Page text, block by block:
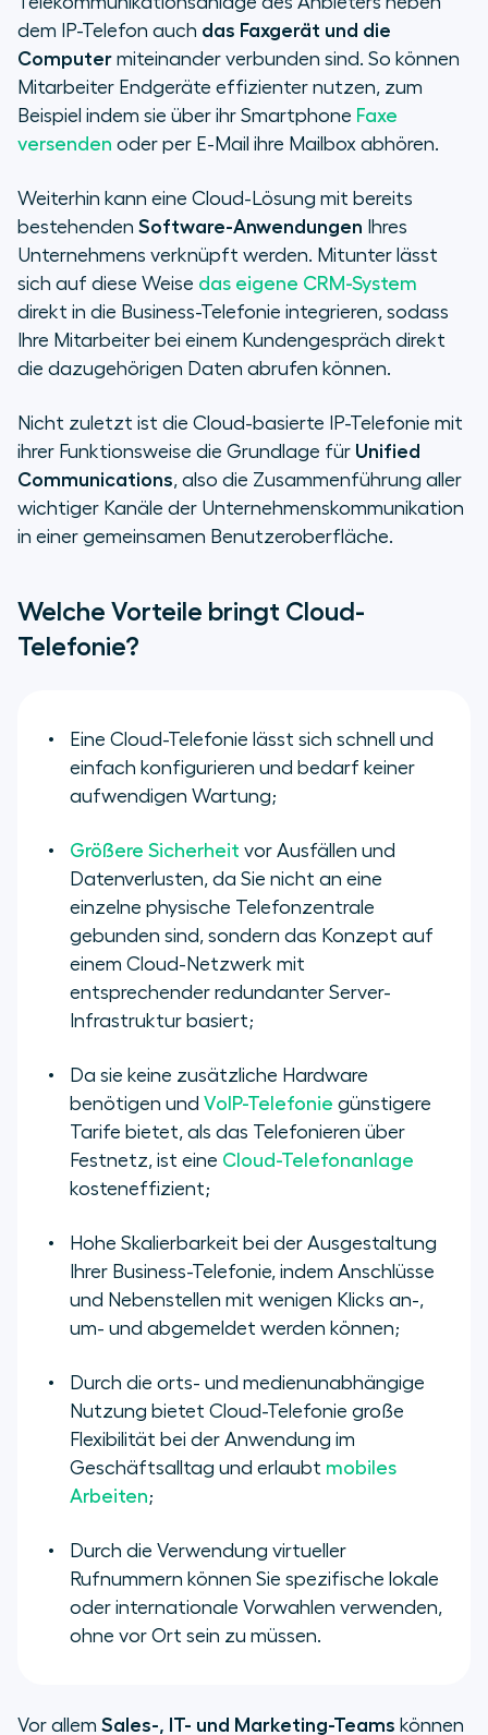
dem IP-Telefon auch das Faxgerät und die
Computer miteinander verbunden sind. So können
Mitarbeiter Endgeräte effizienter nutzen, zum
Beispiel indem sie über ihr Smartphone Faxe
versenden oder per E-Mail ihre Mailbox abhören.
Weiterhin kann eine Cloud-Lösung mit bereits
bestehenden Software-Anwendungen Ihres
Unternehmens verknüpft werden. Mitunter lässt
sich auf diese Weise das eigene CRM-System
direkt in die Business-Telefonie integrieren, sodass
Ihre Mitarbeiter bei einem Kundengespräch direkt
die dazugehörigen Daten abrufen können.
Nicht zuletzt ist die Cloud-basierte IP-Telefonie mit
ihrer Funktionsweise die Grundlage für Unified
Communications, also die Zusammenführung aller
wichtiger Kanäle der Unternehmenskommunikation
in einer gemeinsamen Benutzeroberfläche.
Welche Vorteile bringt Cloud-
Telefonie?
Eine Cloud-Telefonie lässt sich schnell und
einfach konfigurieren und bedarf keiner
aufwendigen Wartung;
Größere Sicherheit vor Ausfällen und
Datenverlusten, da Sie nicht an eine
einzelne physische Telefonzentrale
gebunden sind, sondern das Konzept auf
einem Cloud-Netzwerk mit
entsprechender redundanter Server-
Infrastruktur basiert;
Da sie keine zusätzliche Hardware
benötigen und VoIP-Telefonie günstigere
Tarife bietet, als das Telefonieren über
Festnetz, ist eine Cloud-Telefonanlage
kosteneffizient;
Hohe Skalierbarkeit bei der Ausgestaltung
Ihrer Business-Telefonie, indem Anschlüsse
und Nebenstellen mit wenigen Klicks an-,
um- und abgemeldet werden können;
Durch die orts- und medienunabhängige
Nutzung bietet Cloud-Telefonie große
Flexibilität bei der Anwendung im
Geschäftsalltag und erlaubt mobiles
Arbeiten;
Durch die Verwendung virtueller
Rufnummern können Sie spezifische lokale
oder internationale Vorwahlen verwenden,
ohne vor Ort sein zu müssen.
Vor allem Sales-, IT- und Marketing-Teams können